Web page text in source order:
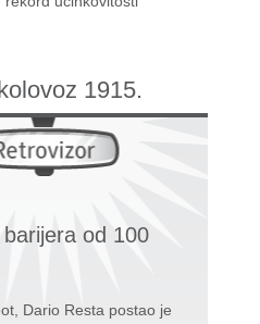
1915.
od 100
Dario Resta postao je